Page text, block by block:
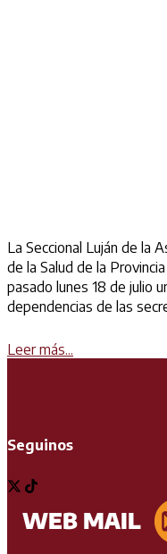
La Seccional Luján de la
de la Salud de la
pasado lunes 18 de julio
dependencias de las
Leer más...
Seguinos